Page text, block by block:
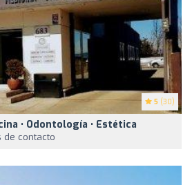
5 (30)
• Odontología • Estética
de contacto